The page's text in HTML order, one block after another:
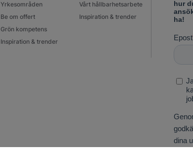
Yrkesområden
Be om offert
Grön kompetens
Inspiration & trender
Vårt hållbarhetsarbete
Inspiration & trender